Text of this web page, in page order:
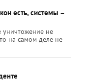
есть, системы –
уничтожение не
на самом деле не